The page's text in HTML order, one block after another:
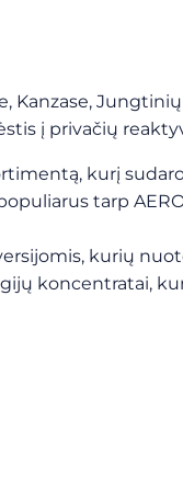
Kanzase,
į privačių
kurį
tarp
kurių
koncentratai,